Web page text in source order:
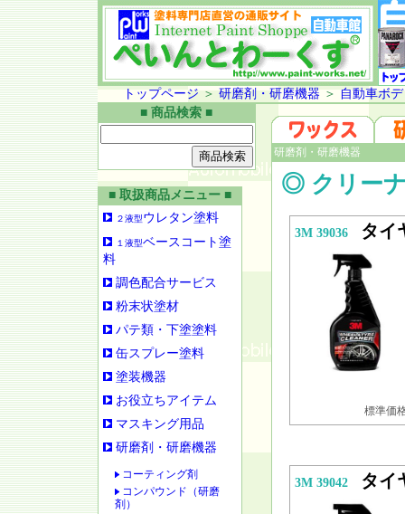
トップページ ＞ 研磨剤・研磨機器 ＞ 自動車ボ
■ 商品検索 ■
■ 取扱商品メニュー ■
２液型ウレタン塗料
１液型ベースコート塗
料
調色配合サービス
粉末状塗材
パテ類・下塗塗料
缶スプレー塗料
塗装機器
お役立ちアイテム
マスキング用品
研磨剤・研磨機器
コーティング剤
コンパウンド（研磨
剤）
研磨剤・研磨機器
◎ クリー
3M 39036 タイ
標準価
3M 39042 タイ